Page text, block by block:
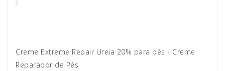
Creme Extreme Repair Ureia 20% para pés - Creme
Reparador de Pés